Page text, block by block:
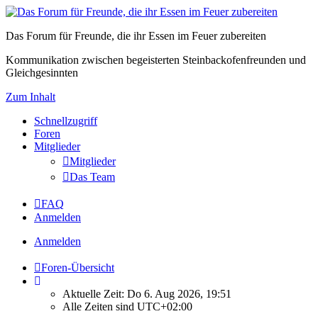
Das Forum für Freunde, die ihr Essen im Feuer zubereiten
Kommunikation zwischen begeisterten Steinbackofenfreunden und
Gleichgesinnten
Zum Inhalt
Schnellzugriff
Foren
Mitglieder
Mitglieder
Das Team
FAQ
Anmelden
Anmelden
Foren-Übersicht
Aktuelle Zeit: Do 6. Aug 2026, 19:51
Alle Zeiten sind UTC+02:00